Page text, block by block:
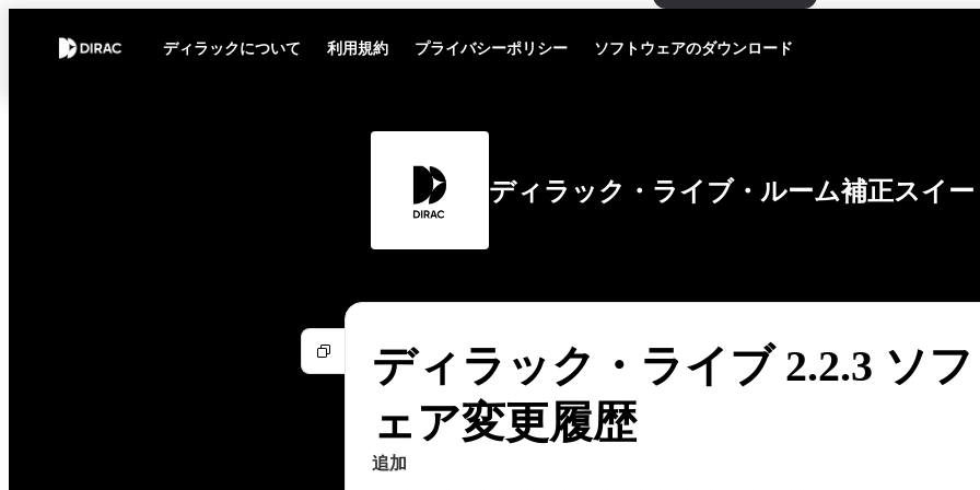
ディラックについて 利用規約 プライバシーポリシー ソフトウェアのダウンロード
ディラック・ライブ・ルーム補正スイー
ディラック・ライブ 2.2.3 ソ
ェア変更履歴
追加